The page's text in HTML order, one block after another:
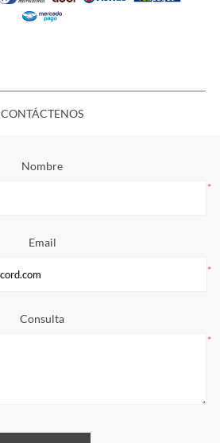
CONTÁCTENOS
Nombre
*
Email
*
Consulta
*